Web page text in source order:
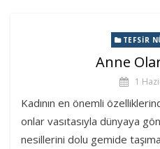
TEFSIR
Anne
1
Kadının en önemli
onlar vasıtasıyla dünyaya
nesillerini dolu gemide